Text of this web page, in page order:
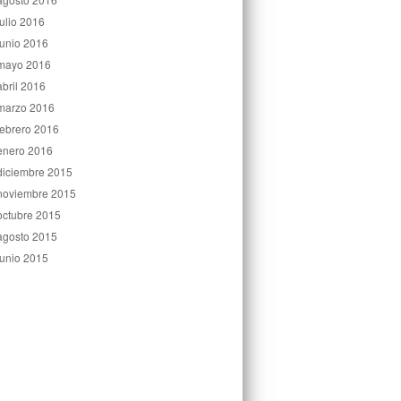
2016
2016
2016
2016
2016
2016
2016
2015
2015
2015
2015
2015